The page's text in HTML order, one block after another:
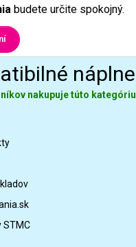
budete určite spokojný.
náplne
nakupuje túto kategóriu
STMC